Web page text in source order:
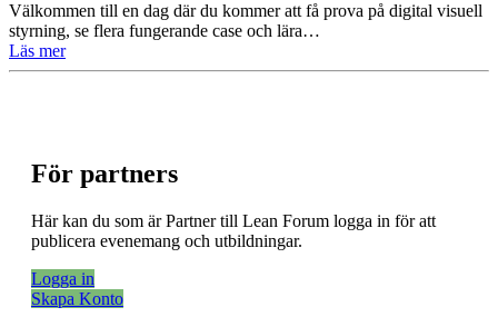
Välkommen till en dag där du kommer att få prova på digital visuell
styrning, se flera fungerande case och lära…
Läs mer
För partners
Här kan du som är Partner till Lean Forum logga in för att
publicera evenemang och utbildningar.
Logga in
Skapa Konto